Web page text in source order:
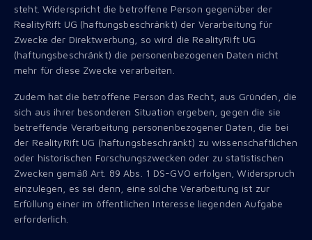
steht. Widerspricht die betroffene Person gegenüber der
RealityRift UG (haftungsbeschränkt) der Verarbeitung für
Zwecke der Direktwerbung, so wird die RealityRift UG
(haftungsbeschränkt) die personenbezogenen Daten nicht
mehr für diese Zwecke verarbeiten.
Zudem hat die betroffene Person das Recht, aus Gründen, die
sich aus ihrer besonderen Situation ergeben, gegen die sie
betreffende Verarbeitung personenbezogener Daten, die bei
der RealityRift UG (haftungsbeschränkt) zu wissenschaftlichen
oder historischen Forschungszwecken oder zu statistischen
Zwecken gemäß Art. 89 Abs. 1 DS-GVO erfolgen, Widerspruch
einzulegen, es sei denn, eine solche Verarbeitung ist zur
Erfüllung einer im öffentlichen Interesse liegenden Aufgabe
erforderlich.